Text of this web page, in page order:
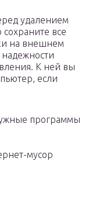
удалением
все
на внешнем
К ней вы
если
программы
мусор